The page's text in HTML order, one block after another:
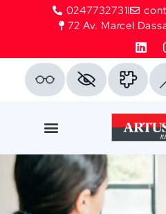
0247732731
72 Av. Marcel